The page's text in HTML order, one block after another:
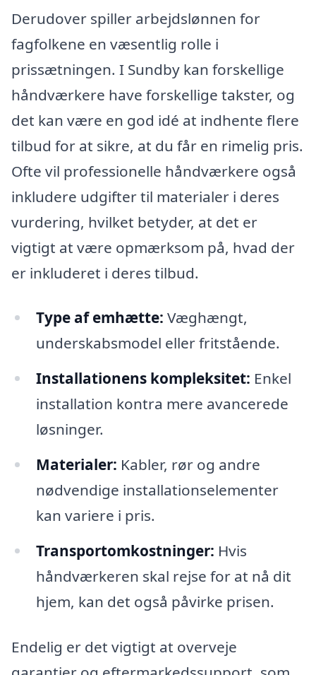
Derudover spiller arbejdslønnen for
fagfolkene en væsentlig rolle i
prissætningen. I Sundby kan forskellige
håndværkere have forskellige takster, og
det kan være en god idé at indhente flere
tilbud for at sikre, at du får en rimelig pris.
Ofte vil professionelle håndværkere også
inkludere udgifter til materialer i deres
vurdering, hvilket betyder, at det er
vigtigt at være opmærksom på, hvad der
er inkluderet i deres tilbud.
Type af emhætte: Væghængt,
underskabsmodel eller fritstående.
Installationens kompleksitet: Enkel
installation kontra mere avancerede
løsninger.
Materialer: Kabler, rør og andre
nødvendige installationselementer
kan variere i pris.
Transportomkostninger: Hvis
håndværkeren skal rejse for at nå dit
hjem, kan det også påvirke prisen.
Endelig er det vigtigt at overveje